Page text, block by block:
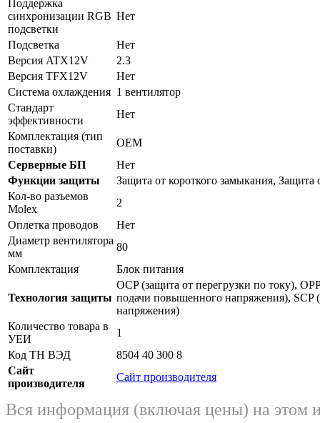
Поддержка
синхронизации RGB
подсветки
Нет
Подсветка
Нет
Версия ATX12V
2.3
Версия TFX12V
Нет
Система охлаждения 1 вентилятор
Стандарт
эффективности
Нет
Комплектация (тип
поставки)
OEM
Серверные БП
Нет
Функции защиты
Защита от короткого замыкания, Защита
Кол-во разъемов
Molex
2
Оплетка проводов
Нет
Диаметр вентилятора
мм
80
Комплектация
Блок питания
Технология защиты
OCP (защита от перегрузки по току),
подачи повышенного напряжения), SCP
напряжения)
Количество товара в
УЕИ
1
Код ТН ВЭД
8504 40 300 8
Сайт
производителя
Сайт производителя
Вся информация (включая цены) на этом